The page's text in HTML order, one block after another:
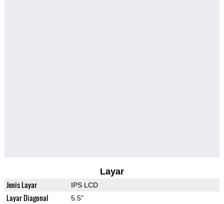
Layar
Jenis Layar IPS LCD
Layar Diagonal 5.5"